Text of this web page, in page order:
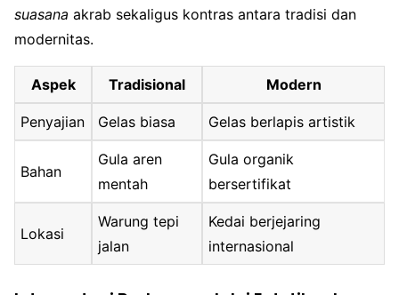
suasana akrab sekaligus kontras antara tradisi dan
modernitas.
Aspek Tradisional Modern
Penyajian Gelas biasa Gelas berlapis artistik
Bahan
Gula aren
mentah
Gula organik
bersertifikat
Lokasi
Warung tepi
jalan
Kedai berjejaring
internasional